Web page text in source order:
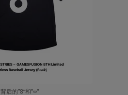
背后的”8“和”∞“